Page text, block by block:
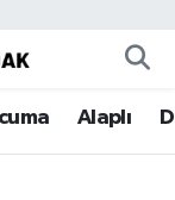
Alaplı